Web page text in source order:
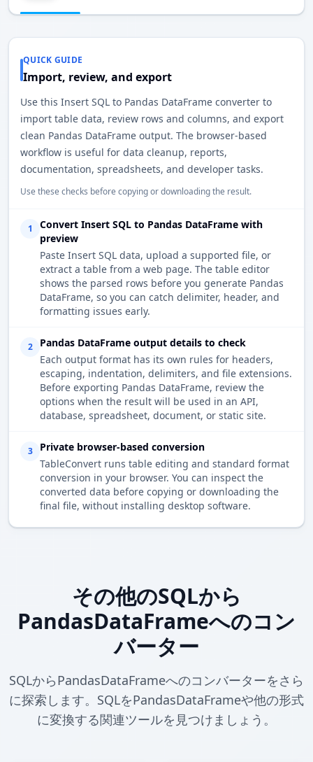
QUICK GUIDE
Import, review, and export
Use this Insert SQL to Pandas DataFrame converter to
import table data, review rows and columns, and export
clean Pandas DataFrame output. The browser-based
workflow is useful for data cleanup, reports,
documentation, spreadsheets, and developer tasks.
Use these checks before copying or downloading the result.
1
Convert Insert SQL to Pandas DataFrame with
preview
Paste Insert SQL data, upload a supported file, or
extract a table from a web page. The table editor
shows the parsed rows before you generate Pandas
DataFrame, so you can catch delimiter, header, and
formatting issues early.
2
Pandas DataFrame output details to check
Each output format has its own rules for headers,
escaping, indentation, delimiters, and file extensions.
Before exporting Pandas DataFrame, review the
options when the result will be used in an API,
database, spreadsheet, document, or static site.
3
Private browser-based conversion
TableConvert runs table editing and standard format
conversion in your browser. You can inspect the
converted data before copying or downloading the
final file, without installing desktop software.
その他のSQLから
PandasDataFrameへのコン
バーター
SQLからPandasDataFrameへのコンバーターをさら
に探索します。SQLをPandasDataFrameや他の形式
に変換する関連ツールを見つけましょう。